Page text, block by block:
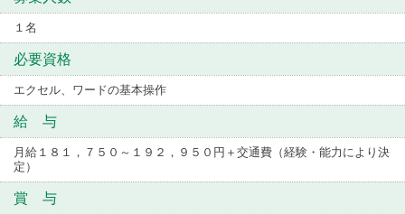
１名
必要資格
エクセル、ワードの基本操作
給 与
月給１８１，７５０～１９２，９５０円＋交通費（経験・能力により決
定）
賞 与